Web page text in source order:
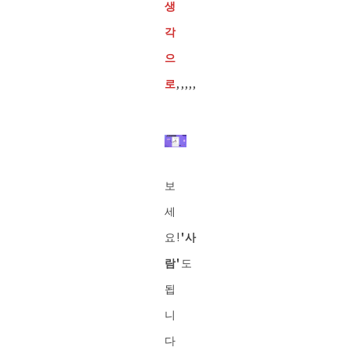
생
각
으
로,,,,,
보
세
요! '사
람' 도
됩
니
다